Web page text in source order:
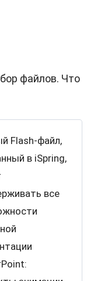
файлов. Что
Flash-файл,
в iSpring,
все